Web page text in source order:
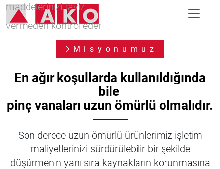
maddelerinizi taviz
vermeden kontrol eder
Misyonumuz
En ağır koşullarda kullanıldığında
bile
pinç vanaları uzun ömürlü olmalıdır.
⸻
Son derece uzun ömürlü ürünlerimiz işletim
maliyetlerinizi sürdürülebilir bir şekilde
düşürmenin yanı sıra kaynakların korunmasına